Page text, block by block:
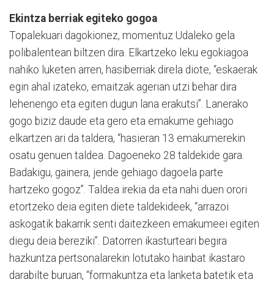
Ekintza berriak egiteko gogoa
Topalekuari dagokionez, momentuz Udaleko gela
polibalentean biltzen dira. Elkartzeko leku egokiagoa
nahiko luketen arren, hasiberriak direla diote, “eskaerak
egin ahal izateko, emaitzak agerian utzi behar dira
lehenengo eta egiten dugun lana erakutsi”. Lanerako
gogo biziz daude eta gero eta emakume gehiago
elkartzen ari da taldera, “hasieran 13 emakumerekin
osatu genuen taldea. Dagoeneko 28 taldekide gara.
Badakigu, gainera, jende gehiago dagoela parte
hartzeko gogoz”. Taldea irekia da eta nahi duen orori
etortzeko deia egiten diete taldekideek, “arrazoi
askogatik bakarrik senti daitezkeen emakumeei egiten
diegu deia bereziki”. Datorren ikasturteari begira
hazkuntza pertsonalarekin lotutako hainbat ikastaro
darabilte buruan, “formakuntza eta lanketa batetik eta